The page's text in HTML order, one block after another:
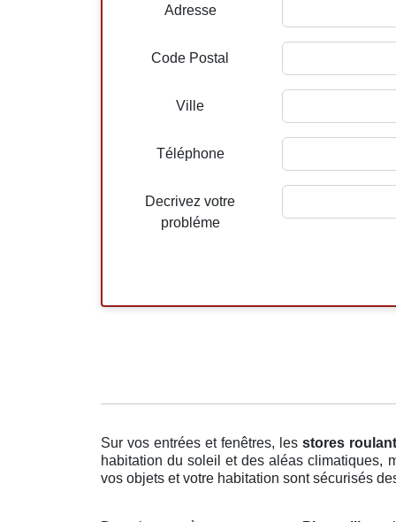
Adresse
Code Postal
Ville
Téléphone
Decrivez votre
probléme
Sur vos entrées et fenêtres, les stores
habitation du soleil et des aléas climatiques,
vos objets et votre habitation sont sécurisés